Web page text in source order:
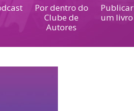
Por dentro do
Clube de
Autores
Publicar
um livro